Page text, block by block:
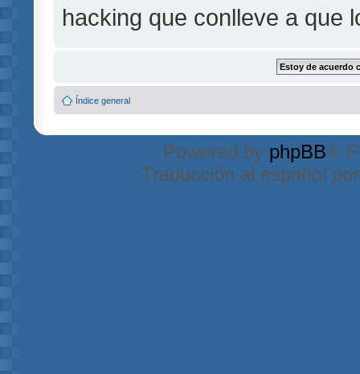
hacking que conlleve a que
Índice general
Powered by phpBB®
Traducción al español